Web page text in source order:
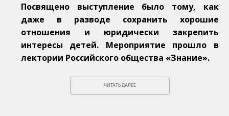
Посвящено выступление было тому, как
даже в разводе сохранить хорошие
отношения и юридически закрепить
интересы детей. Мероприятие прошло в
лектории Российского общества «Знание».
ЧИТАТЬ ДАЛЕЕ